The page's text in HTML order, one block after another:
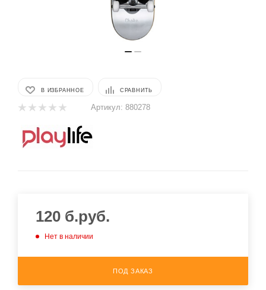
В ИЗБРАННОЕ СРАВНИТЬ
Артикул: 880278
120 б.руб.
Нет в наличии
ПОД ЗАКАЗ